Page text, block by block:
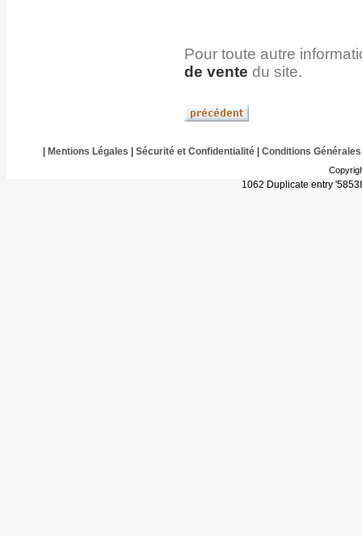
Pour toute autre
de vente du site.
Mentions Légales Sécurité et Confidentialité| Conditions Générales
1062 Duplicate entry